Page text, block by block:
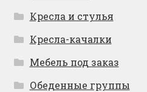
Кресла и стулья
Кресла-качалки
Мебель под заказ
Обеденные группы